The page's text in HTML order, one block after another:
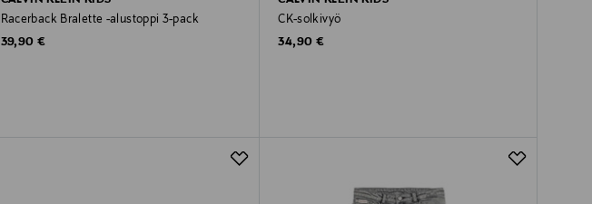
Racerback Bralette -alustoppi 3-pack
Original Price
39,90 €
CK-solkivyö
Original Price
34,90 €